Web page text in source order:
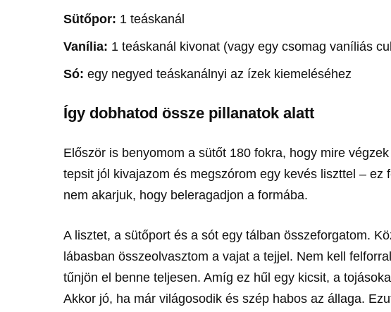
Sütőpor: 1 teáskanál
Vanília: 1 teáskanál kivonat (vagy egy csomag vaníliás
Só: egy negyed teáskanálnyi az ízek kiemeléséhez
Így dobhatod össze pillanatok alatt
Először is benyomom a sütőt 180 fokra, hogy mire
tepsit jól kivajazom és megszórom egy kevés liszttel – ez
nem akarjuk, hogy beleragadjon a formába.
A lisztet, a sütőport és a sót egy tálban összeforgatom.
lábasban összeolvasztom a vajat a tejjel. Nem kell
tűnjön el benne teljesen. Amíg ez hűl egy kicsit, a
Akkor jó, ha már világosodik és szép habos az állaga.